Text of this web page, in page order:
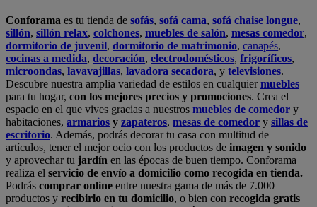
Conforama es tu tienda de sofás, sofá cama, sofá chaise longue,
sillón, sillón relax, colchones, muebles de salón, mesas comedor,
dormitorio de juvenil, dormitorio de matrimonio, canapés,
cocinas a medida, decoración, electrodomésticos, frigoríficos,
microondas, lavavajillas, lavadora secadora, y televisiones.
Descubre nuestra amplia variedad de estilos en cualquiermuebles
para tu hogar, con los mejores precios y promociones. Crea el
espacio en el que vives gracias a nuestros muebles de comedor y
habitaciones, armarios y zapateros, mesas de comedor y sillas de
escritorio. Además, podrás decorar tu casa con multitud de
artículos, tener el mejor ocio con los productos de imagen y sonido
y aprovechar tu jardín en las épocas de buen tiempo. Conforama
realiza el servicio de envío a domicilio como recogida en tienda.
Podrás comprar online entre nuestra gama de más de 7.000
productos y recibirlo en tu domicilio, o bien con recogida gratis